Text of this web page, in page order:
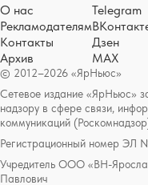
© 2012–2026 «ЯрНьюс»
Сетевое издание «ЯрНьюс»
надзору в сфере связи,
коммуникаций
Регистрационный номер
Учредитель ООО «ВН-
Павлович
О нас
Рекламодателям
Контакты
Архив
Telegram
Дзен
MAX